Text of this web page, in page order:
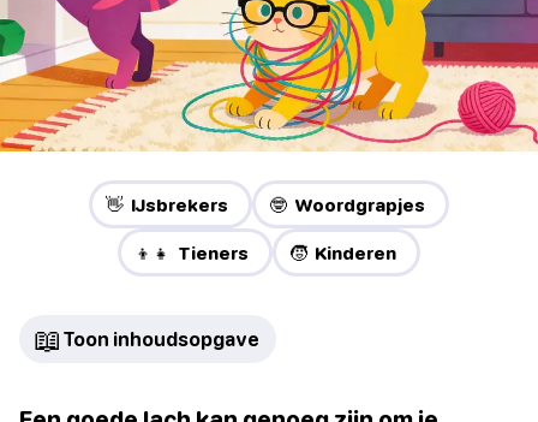
👋 IJsbrekers 🤓 Woordgrapjes
👦👧 Tieners 🧒 Kinderen
📖 Toon inhoudsopgave